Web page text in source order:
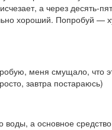
меня смущало, что
завтра постараюсь)
воды, а основное